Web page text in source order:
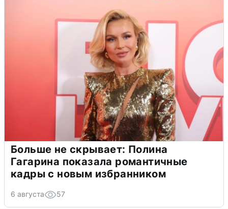
Больше не скрывает: Полина
Гагарина показала романтичные
кадры с новым избранником
6 августа 57